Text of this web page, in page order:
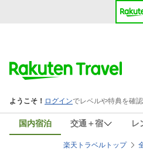
国内宿泊 交通＋宿 レ
楽天トラベルトップ